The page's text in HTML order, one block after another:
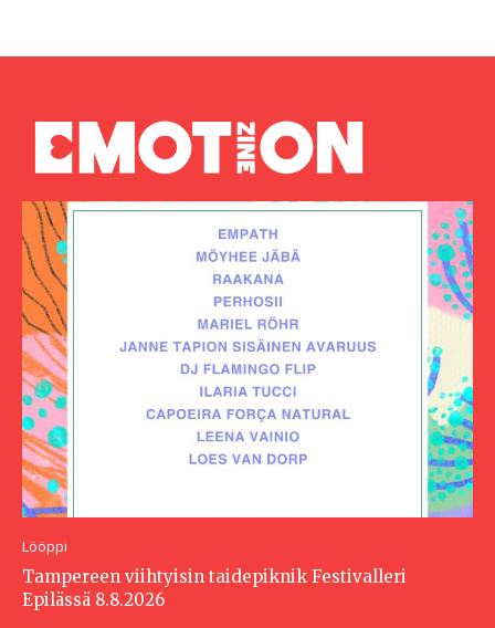
Lööppi
Tampereen viihtyisin taidepiknik Festivalleri
Epilässä 8.8.2026